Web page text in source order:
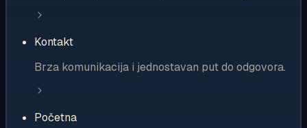
Kontakt
Brza komunikacija i jednostavan put do odgovora.
Početna